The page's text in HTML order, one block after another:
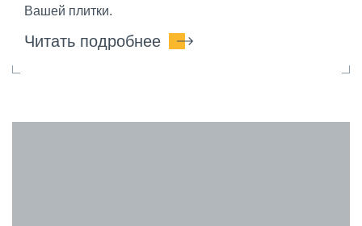
Вашей плитки.
Читать подробнее